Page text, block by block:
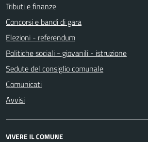
Tributi e finanze
Concorsi e bandi di gara
Elezioni - referendum
Politiche sociali - giovanili - istruzione
Sedute del consiglio comunale
Comunicati
Avvisi
VIVERE IL COMUNE